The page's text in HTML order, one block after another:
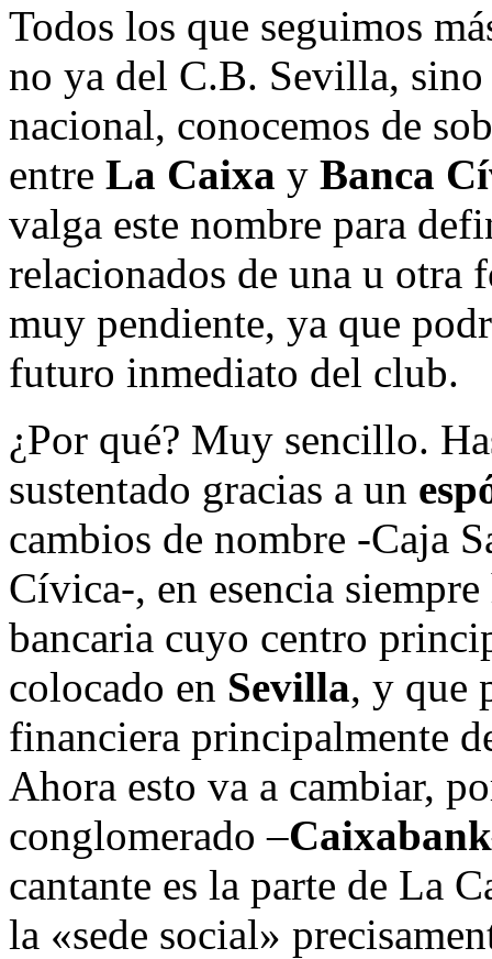
Todos los que seguimos
no ya del C.B. Sevilla,
nacional, conocemos de
entre La Caixa y Banca
valga este nombre para
relacionados de una u otra
muy pendiente, ya que
futuro inmediato del club.
¿Por qué? Muy sencillo.
sustentado gracias a un
cambios de nombre -Caja
Cívica-, en esencia
bancaria cuyo centro
colocado en Sevilla, y que
financiera principalmente
Ahora esto va a cambiar,
conglomerado –Caixabank
cantante es la parte de La
la «sede social»